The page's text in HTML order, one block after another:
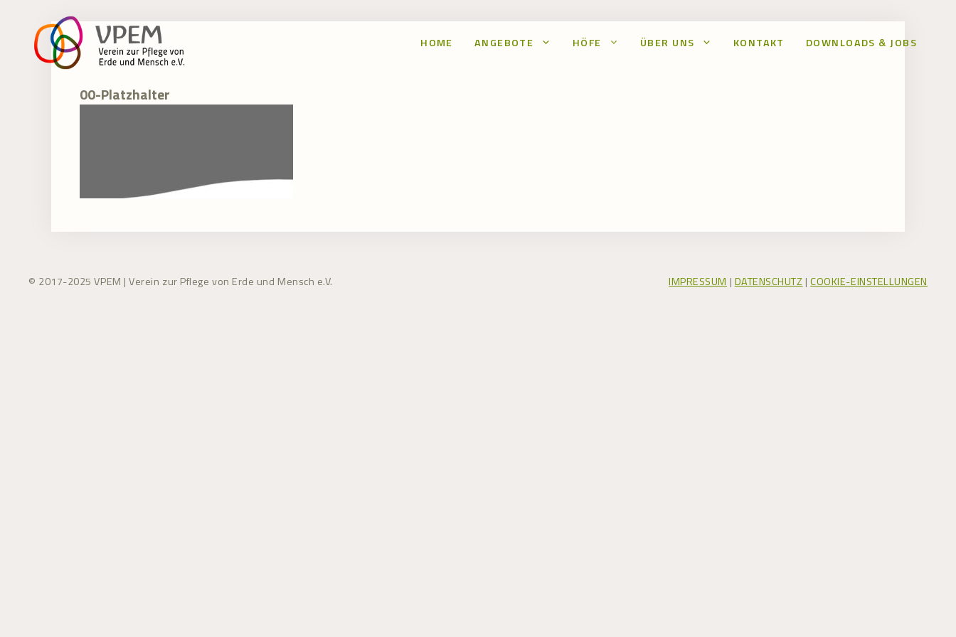
springen
HOME ANGEBOTE HÖFE ÜBER UNS KONTAKT DOWNLOADS & JOBS
00-Platzhalter
© 2017-2025 VPEM | Verein zur Pflege von Erde und Mensch e.V. IMPRESSUM | DATENSCHUTZ |COOKIE-EINSTELLUNGEN